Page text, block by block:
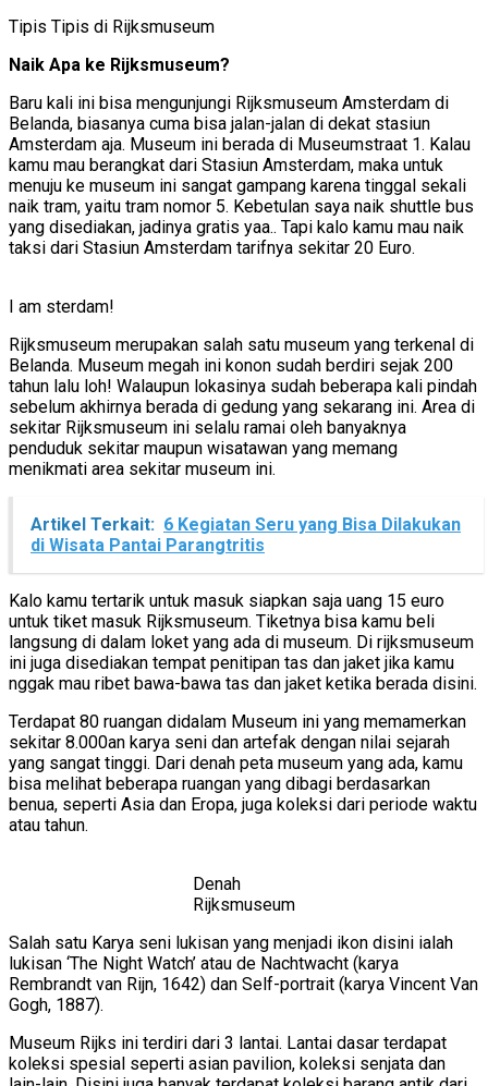
Tipis Tipis di Rijksmuseum
Naik Apa ke Rijksmuseum?
Baru kali ini bisa mengunjungi Rijksmuseum Amsterdam di
Belanda, biasanya cuma bisa jalan-jalan di dekat stasiun
Amsterdam aja. Museum ini berada di Museumstraat 1. Kalau
kamu mau berangkat dari Stasiun Amsterdam, maka untuk
menuju ke museum ini sangat gampang karena tinggal sekali
naik tram, yaitu tram nomor 5. Kebetulan saya naik shuttle bus
yang disediakan, jadinya gratis yaa.. Tapi kalo kamu mau naik
taksi dari Stasiun Amsterdam tarifnya sekitar 20 Euro.
I am sterdam!
Rijksmuseum merupakan salah satu museum yang terkenal di
Belanda. Museum megah ini konon sudah berdiri sejak 200
tahun lalu loh! Walaupun lokasinya sudah beberapa kali pindah
sebelum akhirnya berada di gedung yang sekarang ini. Area di
sekitar Rijksmuseum ini selalu ramai oleh banyaknya
penduduk sekitar maupun wisatawan yang memang
menikmati area sekitar museum ini.
Artikel Terkait: 6 Kegiatan Seru yang Bisa Dilakukan
di Wisata Pantai Parangtritis
Kalo kamu tertarik untuk masuk siapkan saja uang 15 euro
untuk tiket masuk Rijksmuseum. Tiketnya bisa kamu beli
langsung di dalam loket yang ada di museum. Di rijksmuseum
ini juga disediakan tempat penitipan tas dan jaket jika kamu
nggak mau ribet bawa-bawa tas dan jaket ketika berada disini.
Terdapat 80 ruangan didalam Museum ini yang memamerkan
sekitar 8.000an karya seni dan artefak dengan nilai sejarah
yang sangat tinggi. Dari denah peta museum yang ada, kamu
bisa melihat beberapa ruangan yang dibagi berdasarkan
benua, seperti Asia dan Eropa, juga koleksi dari periode waktu
atau tahun.
Denah
Rijksmuseum
Salah satu Karya seni lukisan yang menjadi ikon disini ialah
lukisan ‘The Night Watch’ atau de Nachtwacht (karya
Rembrandt van Rijn, 1642) dan Self-portrait (karya Vincent Van
Gogh, 1887).
Museum Rijks ini terdiri dari 3 lantai. Lantai dasar terdapat
koleksi spesial seperti asian pavilion, koleksi senjata dan